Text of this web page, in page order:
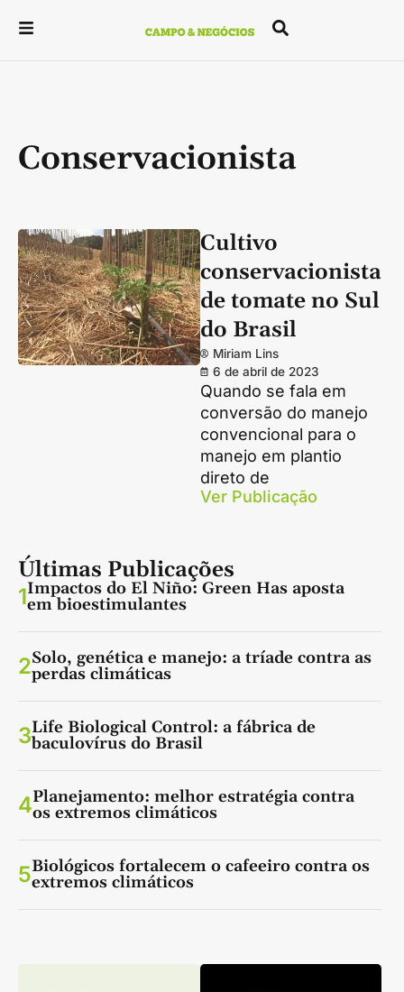
Conservacionista
Cultivo
conservacionista
de tomate no Sul
do Brasil
Miriam Lins
6 de abril de 2023
Quando se fala em
conversão do manejo
convencional para o
manejo em plantio
direto de
Ver Publicação
Últimas Publicações
1Impactos do El Niño: Green Has aposta
em bioestimulantes
2Solo, genética e manejo: a tríade contra as
perdas climáticas
3Life Biological Control: a fábrica de
baculovírus do Brasil
4Planejamento: melhor estratégia contra
os extremos climáticos
5Biológicos fortalecem o cafeeiro contra os
extremos climáticos